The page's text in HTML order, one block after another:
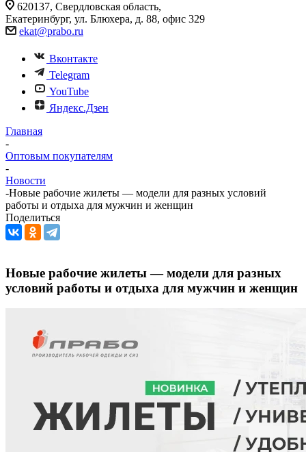
620137, Свердловская область,
Екатеринбург, ул. Блюхера, д. 88, офис 329
ekat@prabo.ru
Вконтакте
Telegram
YouTube
Яндекс.Дзен
Главная
-
Оптовым покупателям
-
Новости
-Новые рабочие жилеты — модели для разных условий
работы и отдыха для мужчин и женщин
Поделиться
Новые рабочие жилеты — модели для разных
условий работы и отдыха для мужчин и женщин